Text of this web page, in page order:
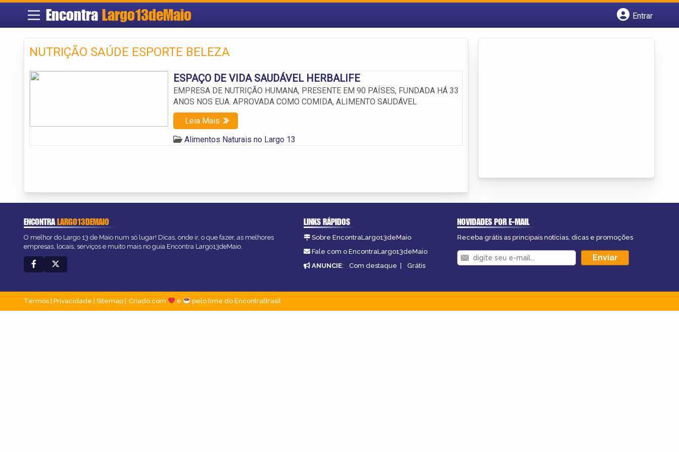
Encontra Largo13deMaio
Entrar
NUTRIÇÃO SAÚDE ESPORTE BELEZA
ESPAÇO DE VIDA SAUDÁVEL HERBALIFE
EMPRESA DE NUTRIÇÃO HUMANA, PRESENTE EM 90 PAÍSES, FUNDADA HÁ 33
ANOS NOS EUA. APROVADA COMO COMIDA, ALIMENTO SAUDÁVEL
Leia Mais
Alimentos Naturais no Largo 13
ENCONTRALARGO13DEMAIO
O melhor do Largo 13 de Maio num só lugar! Dicas, onde ir, o que fazer, as melhores
empresas, locais, serviços e muito mais no guia Encontra Largo13deMaio.
LINKS RÁPIDOS
Sobre EncontraLargo13deMaio
Fale com o EncontraLargo13deMaio
ANUNCIE: Com destaque | Grátis
NOVIDADES POR E-MAIL
Receba grátis as principais notícias, dicas e promoções
Termos Privacidade Sitemap Criado com e pelo time do EncontraBrasil